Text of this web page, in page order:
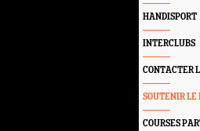
HANDISPORT
INTERCLUBS
CONTACTER
SOUTENIR LE
COURSES